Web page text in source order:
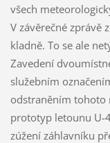
všech
V závěrečné zprávě
kladně. To se ale
Zavedení
služebním
odstraněním tohoto
prototyp letounu U-
zúžení záhlavníku